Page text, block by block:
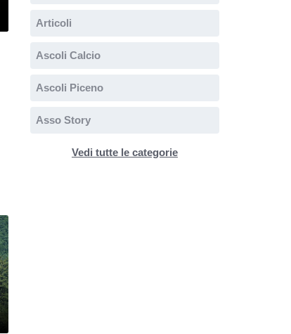
Articoli
Ascoli Calcio
Ascoli Piceno
Asso Story
Vedi tutte le categorie